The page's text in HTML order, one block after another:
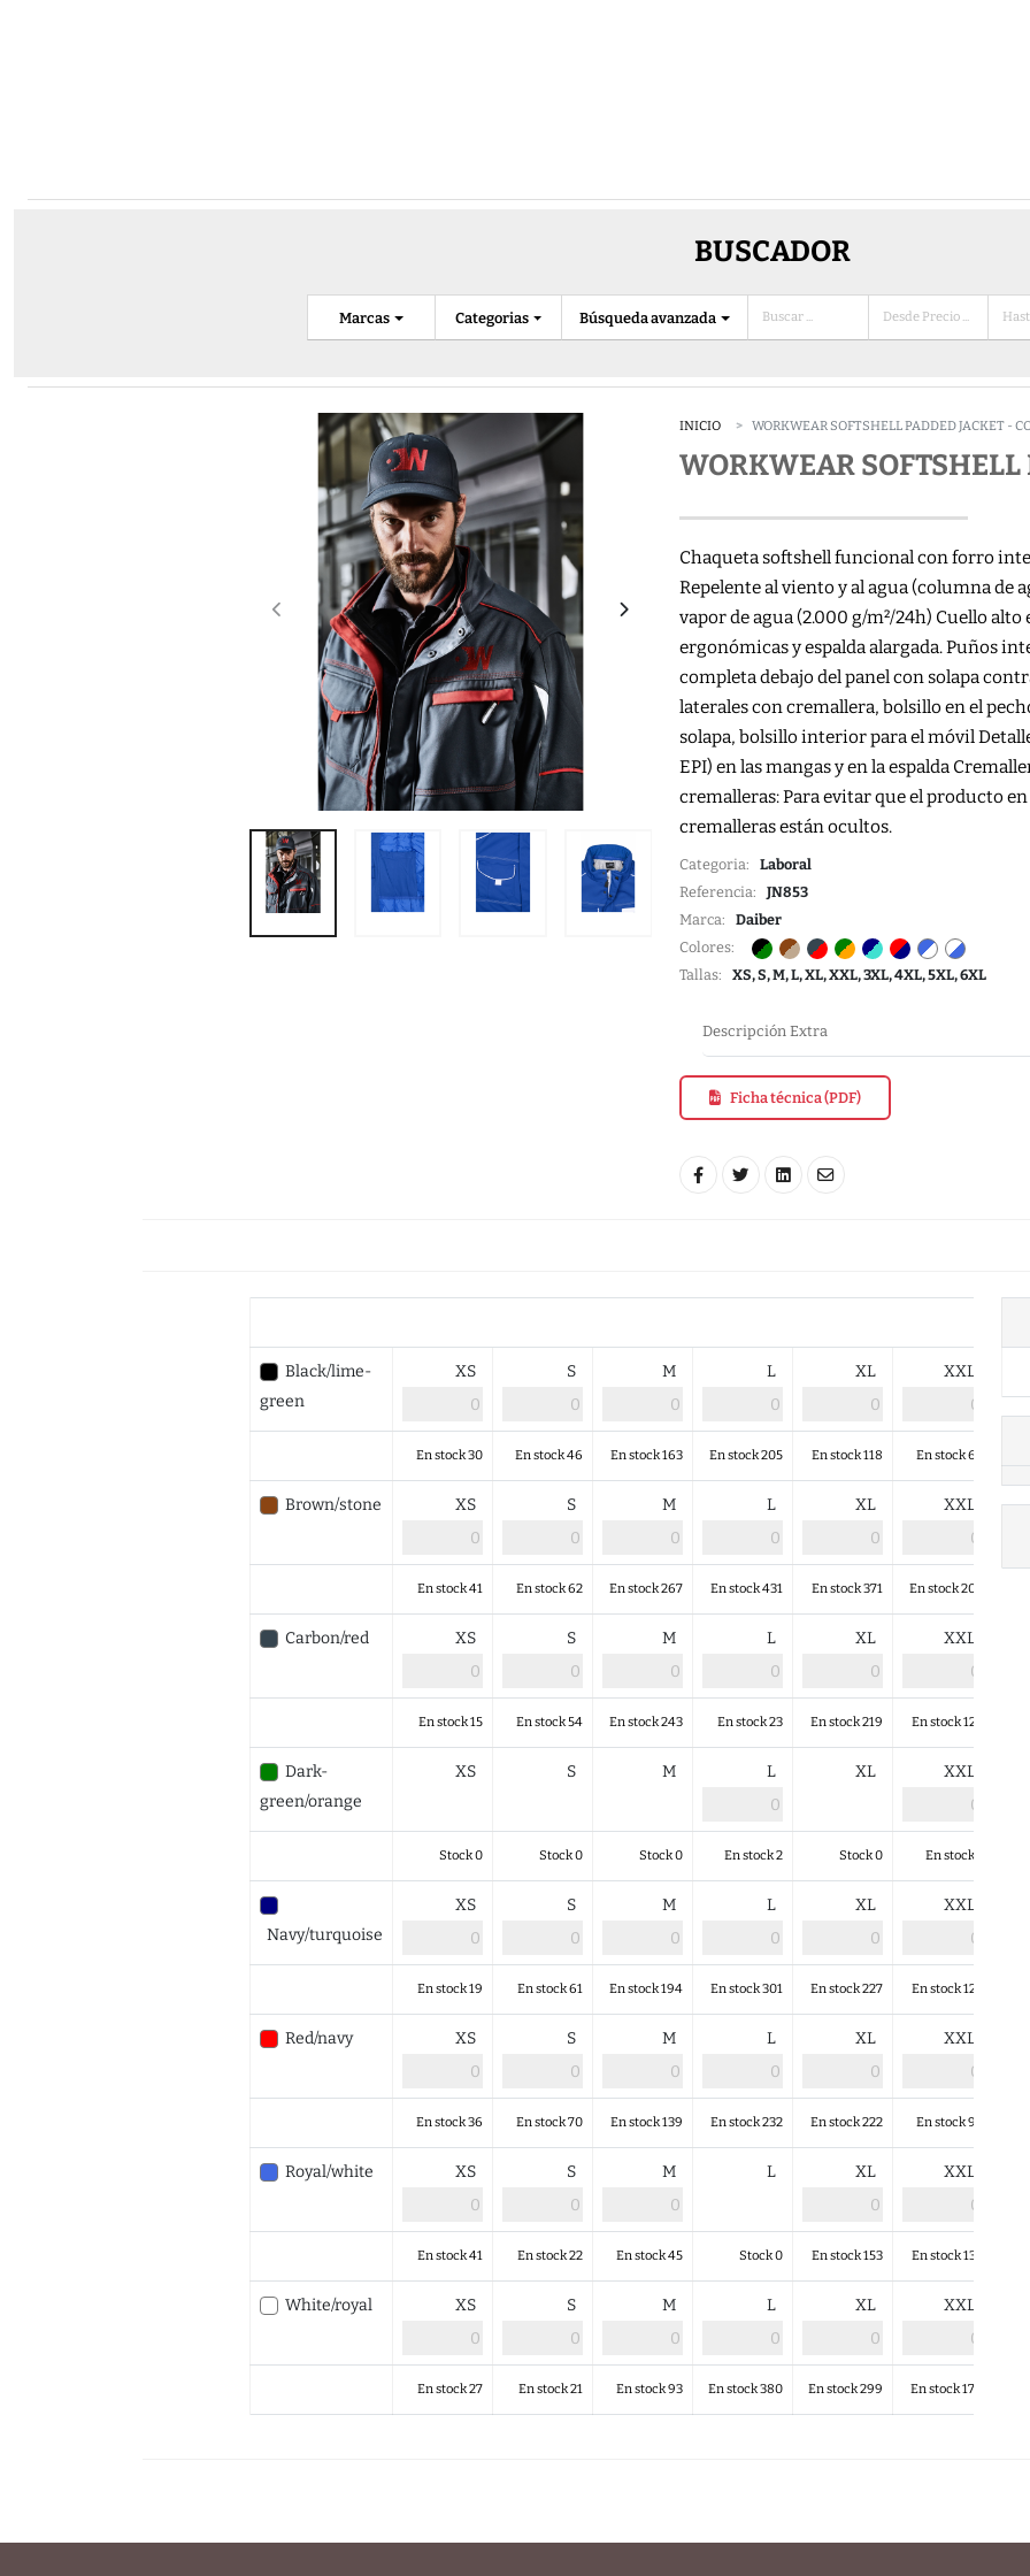
BUSCADOR
Categorias
Marcas Búsqueda avanzada
INICIO WORKWEAR SOFTSHELL PADDED JACKET -
WORKWEAR SOFTSHELL
Chaqueta softshell funcional con forro
Repelente al viento y al agua (columna de
vapor de agua (2.000 g/m²/24h) Cuello
ergonómicas y espalda alargada. Puños
completa debajo del panel con solapa
laterales con cremallera, bolsillo en el
solapa, bolsillo interior para el móvil
EPI) en las mangas y en la espalda
cremalleras: Para evitar que el producto
cremalleras están ocultos.
Categoria: Laboral
Referencia: JN853
Marca: Daiber
Colores:
Tallas: XS, S, M, L, XL, XXL, 3XL, 4XL, 5XL, 6XL
Descripción Extra
Ficha técnica (PDF)
Black/lime-
green
XS S M L XL XXL
En stock 30 En stock 46 En stock 163 En stock 205 En stock 118 En stock 67
Brown/stone XS S M L XL XXL
En stock 41 En stock 62 En stock 267 En stock 431 En stock 371 En stock 202
Carbon/red XS S M L XL XXL
En stock 15 En stock 54 En stock 243 En stock 23 En stock 219 En stock 127
Dark-
green/orange
XS S M L XL XXL
Stock 0 Stock 0 Stock 0 En stock 2 Stock 0 En stock 1
Navy/turquoise
XS S M L XL XXL
En stock 19 En stock 61 En stock 194 En stock 301 En stock 227 En stock 127
Red/navy XS S M L XL XXL
En stock 36 En stock 70 En stock 139 En stock 232 En stock 222 En stock 97
Royal/white XS S M L XL XXL
En stock 41 En stock 22 En stock 45 Stock 0 En stock 153 En stock 133
White/royal XS S M L XL XXL
En stock 27 En stock 21 En stock 93 En stock 380 En stock 299 En stock 179